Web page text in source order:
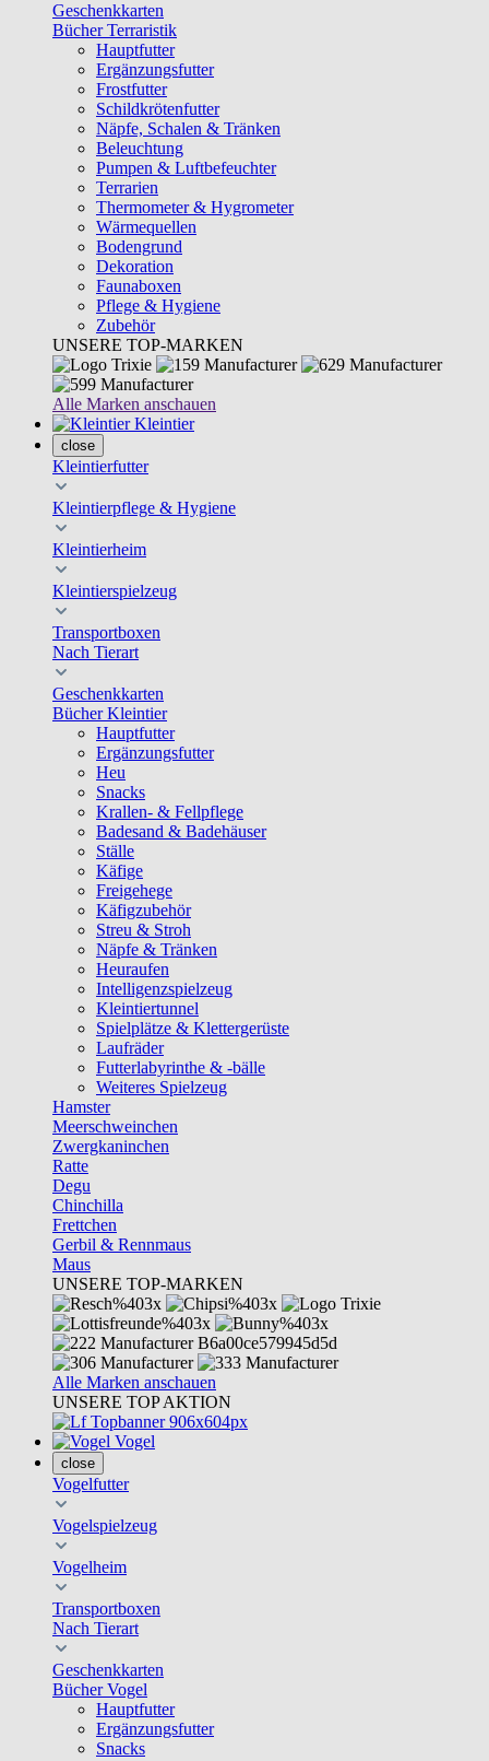
Geschenkkarten
Bücher Terraristik
Hauptfutter
Ergänzungsfutter
Frostfutter
Schildkrötenfutter
Näpfe, Schalen & Tränken
Beleuchtung
Pumpen & Luftbefeuchter
Terrarien
Thermometer & Hygrometer
Wärmequellen
Bodengrund
Dekoration
Faunaboxen
Pflege & Hygiene
Zubehör
UNSERE TOP-MARKEN
Alle Marken anschauen
Kleintier
close
Kleintierfutter
Kleintierpflege & Hygiene
Kleintierheim
Kleintierspielzeug
Transportboxen
Nach Tierart
Geschenkkarten
Bücher Kleintier
Hauptfutter
Ergänzungsfutter
Heu
Snacks
Krallen- & Fellpflege
Badesand & Badehäuser
Ställe
Käfige
Freigehege
Käfigzubehör
Streu & Stroh
Näpfe & Tränken
Heuraufen
Intelligenzspielzeug
Kleintiertunnel
Spielplätze & Klettergerüste
Laufräder
Futterlabyrinthe & -bälle
Weiteres Spielzeug
Hamster
Meerschweinchen
Zwergkaninchen
Ratte
Degu
Chinchilla
Frettchen
Gerbil & Rennmaus
Maus
UNSERE TOP-MARKEN
Alle Marken anschauen
UNSERE TOP AKTION
Vogel
close
Vogelfutter
Vogelspielzeug
Vogelheim
Transportboxen
Nach Tierart
Geschenkkarten
Bücher Vogel
Hauptfutter
Ergänzungsfutter
Snacks